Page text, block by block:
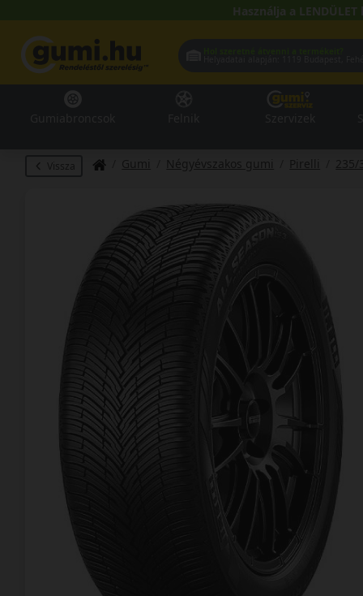
Használja a
Vissza Gumi Négyévszakos gumi Pirelli 235/